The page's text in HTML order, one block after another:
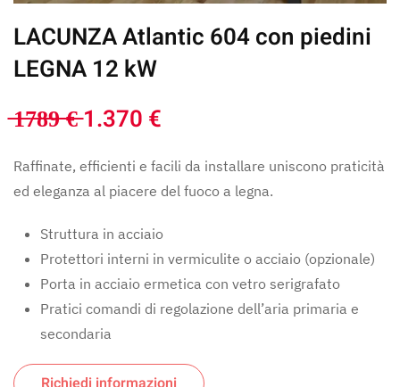
LACUNZA Atlantic 604 con piedini
LEGNA 12 kW
̶1̶7̶8̶9̶ ̶€̶ 1.370 €
Raffinate, efficienti e facili da installare uniscono praticità
ed eleganza al piacere del fuoco a legna.
Struttura in acciaio
Protettori interni in vermiculite o acciaio (opzionale)
Porta in acciaio ermetica con vetro serigrafato
Pratici comandi di regolazione dell’aria primaria e
secondaria